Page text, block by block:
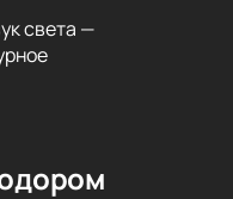
света —